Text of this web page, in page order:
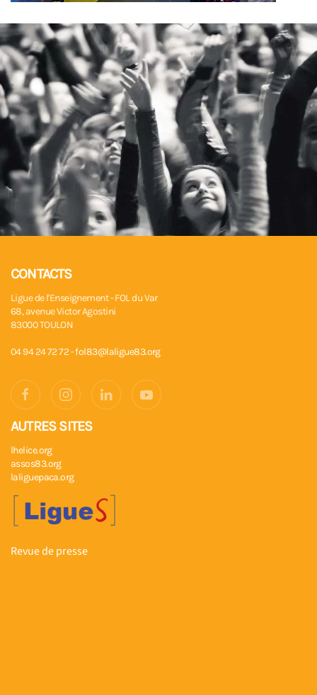
CONTACTS
Ligue de l'Enseignement - FOL du Var
68, avenue Victor Agostini
83000 TOULON
04 94 24 72 72 -fol83@laligue83.org
AUTRES SITES
lhelice.org
assos83.org
laliguepaca.org
Revue de presse